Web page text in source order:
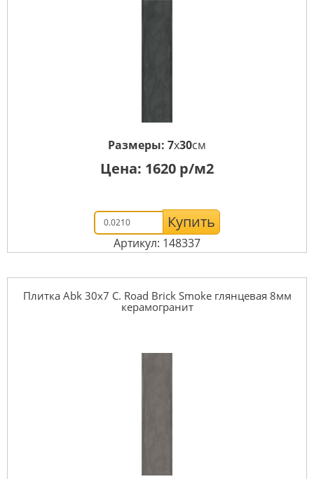
Размеры: 7x30см
Цена: 1620 р/м2
Купить
Артикул: 148337
Плитка Abk 30x7 C. Road Brick Smoke глянцевая 8мм
керамогранит